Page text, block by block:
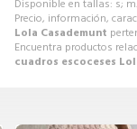
Disponible en tallas: s; m.
Precio, información,
Lola Casademunt
Encuentra productos
cuadros escoceses